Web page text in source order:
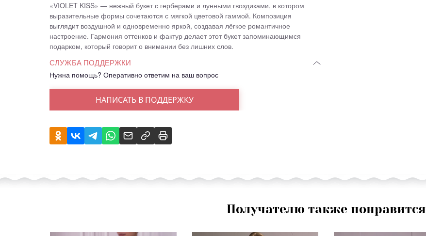
«VIOLET KISS» — нежный букет с герберами и лунными гвоздиками, в котором
выразительные формы сочетаются с мягкой цветовой гаммой. Композиция
выглядит воздушной и одновременно яркой, создавая лёгкое романтичное
настроение. Гармония оттенков и фактур делает этот букет запоминающимся
подарком, который говорит о внимании без лишних слов.
СЛУЖБА ПОДДЕРЖКИ
Нужна помощь? Оперативно ответим на ваш вопрос
НАПИСАТЬ В ПОДДЕРЖКУ
Получателю также понравится